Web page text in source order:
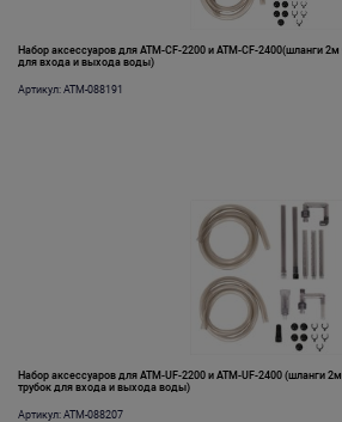
Набор аксессуаров для ATM-CF-2200 и ATM-CF-2400(шланги
для входа и выхода воды)
Артикул: ATM-088191
Набор аксессуаров для ATM-UF-2200 и ATM-UF-2400 (шланги
трубок для входа и выхода воды)
Артикул: ATM-088207